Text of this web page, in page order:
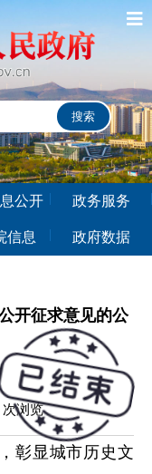
公开 政务服务
信息 政府数据
开征求意见的公
次浏览
彰显城市历史文